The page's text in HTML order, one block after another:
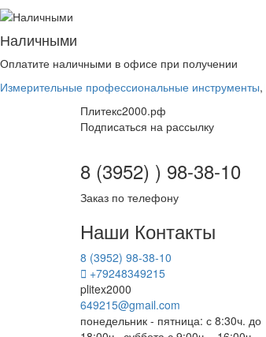
Наличными
Оплатите наличными в офисе при получении
Измерительные профессиональные инструменты,
Плитекс2000.рф
Подписаться на рассылку
8 (3952) ) 98-38-10
Заказ по телефону
Наши Контакты
8 (3952) 98-38-10
+79248349215
plitex2000
649215@gmail.com
понедельник - пятница: с 8:30ч. до